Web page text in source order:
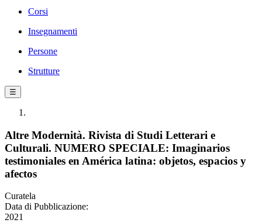
Corsi
Insegnamenti
Persone
Strutture
☰
Altre Modernità. Rivista di Studi Letterari e
Culturali. NUMERO SPECIALE: Imaginarios
testimoniales en América latina: objetos, espacios y
afectos
Curatela
Data di Pubblicazione:
2021